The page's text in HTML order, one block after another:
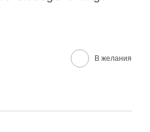
В желания